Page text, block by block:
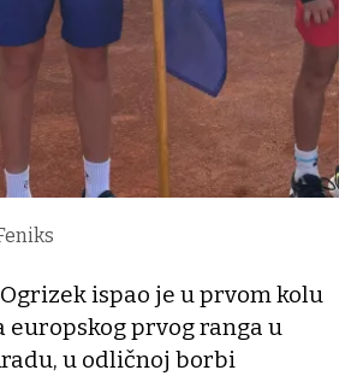
Ogrizek ispao je u prvom kolu
prvog ranga u
u odličnoj borbi